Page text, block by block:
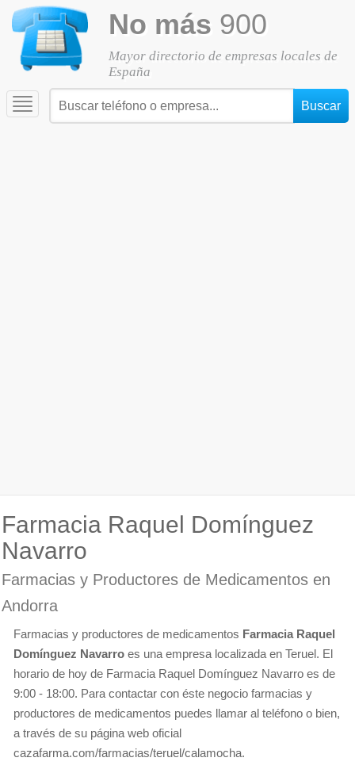
No más 900
Mayor directorio de empresas locales de
España
Toggle
navigation
Farmacia Raquel Domínguez
Navarro
Farmacias y Productores de Medicamentos en
Andorra
Farmacias y productores de medicamentos Farmacia Raquel
Domínguez Navarro es una empresa localizada en Teruel. El
horario de hoy de Farmacia Raquel Domínguez Navarro es de
9:00 - 18:00. Para contactar con éste negocio farmacias y
productores de medicamentos puedes llamar al teléfono o bien,
a través de su página web oficial
cazafarma.com/farmacias/teruel/calamocha.